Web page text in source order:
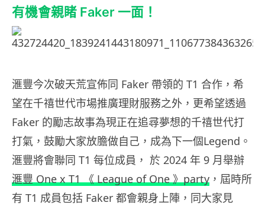
有機會親睹 Faker 一面！
滙豐今次破天荒宣佈同 Faker 帶領的 T1 合作，希
望在千禧世代市場推廣理財服務之外，更希望透過
Faker 的勵志故事為現正在追尋夢想的千禧世代打
打氣，鼓勵大家放膽做自己，成為下一個Legend。
滙豐將會聯同 T1 每位成員， 於 2024 年 9 月舉辦
滙豐 One x T1 《 League of One 》party ，屆時所
有 T1 成員包括 Faker 都會親身上陣，同大家見